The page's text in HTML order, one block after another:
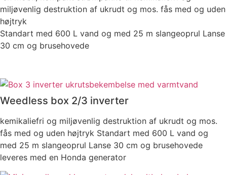
miljøvenlig destruktion af ukrudt og mos. fås med og uden
højtryk
Standart med 600 L vand og med 25 m slangeoprul Lanse
30 cm og brusehovede
Weedless box 2/3 inverter
kemikaliefri og miljøvenlig destruktion af ukrudt og mos.
fås med og uden højtryk Standart med 600 L vand og
med 25 m slangeoprul Lanse 30 cm og brusehovede
leveres med en Honda generator